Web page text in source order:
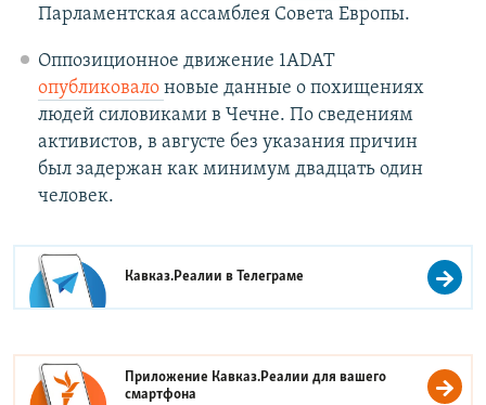
Парламентская ассамблея Совета Европы.
Оппозиционное движение 1ADAT
опубликовало новые данные о похищениях
людей силовиками в Чечне. По сведениям
активистов, в августе без указания причин
был задержан как минимум двадцать один
человек.
Кавказ.Реалии вТелеграме
Приложение Кавказ.Реалии для вашего
смартфона